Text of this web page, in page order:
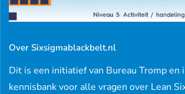
Over Sixsigmablackbelt.nl
Dit is een initiatief van Bureau Tromp en
kennisbank voor alle vragen over Lean